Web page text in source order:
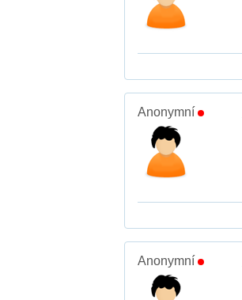
Anonymní
Anonymní